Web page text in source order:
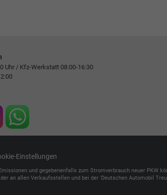
Uhr / Kfz-Werkstatt 08:00-16:30
Einstellungen
und gegebenenfalls zum Stromverbrauch neuer PKW
an allen Verkaufsstellen und bei der 'Deutschen Automobil